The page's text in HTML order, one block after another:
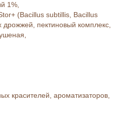
1%,
(Bacillus subtillis, Bacillus
дрожжей, пектиновый комплекс,
красителей, ароматизаторов,